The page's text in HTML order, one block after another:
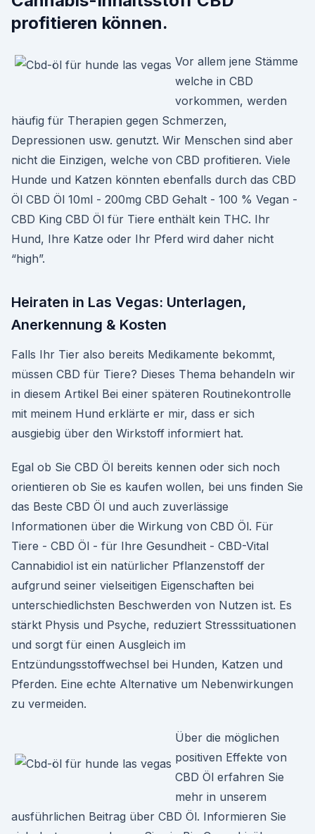
profitieren können.
Vor allem jene Stämme
welche in CBD
vorkommen, werden
häufig für Therapien gegen Schmerzen,
Depressionen usw. genutzt. Wir Menschen sind aber
nicht die Einzigen, welche von CBD profitieren. Viele
Hunde und Katzen könnten ebenfalls durch das CBD
Öl CBD Öl 10ml - 200mg CBD Gehalt - 100 % Vegan -
CBD King CBD Öl für Tiere enthält kein THC. Ihr
Hund, Ihre Katze oder Ihr Pferd wird daher nicht
“high”.
Heiraten in Las Vegas: Unterlagen,
Anerkennung & Kosten
Falls Ihr Tier also bereits Medikamente bekommt,
müssen CBD für Tiere? Dieses Thema behandeln wir
in diesem Artikel Bei einer späteren Routinekontrolle
mit meinem Hund erklärte er mir, dass er sich
ausgiebig über den Wirkstoff informiert hat.
Egal ob Sie CBD Öl bereits kennen oder sich noch
orientieren ob Sie es kaufen wollen, bei uns finden Sie
das Beste CBD Öl und auch zuverlässige
Informationen über die Wirkung von CBD Öl. Für
Tiere - CBD Öl - für Ihre Gesundheit - CBD-Vital
Cannabidiol ist ein natürlicher Pflanzenstoff der
aufgrund seiner vielseitigen Eigenschaften bei
unterschiedlichsten Beschwerden von Nutzen ist. Es
stärkt Physis und Psyche, reduziert Stresssituationen
und sorgt für einen Ausgleich im
Entzündungsstoffwechsel bei Hunden, Katzen und
Pferden. Eine echte Alternative um Nebenwirkungen
zu vermeiden.
Über die möglichen
positiven Effekte von
CBD Öl erfahren Sie
mehr in unserem
ausführlichen Beitrag über CBD Öl. Informieren Sie